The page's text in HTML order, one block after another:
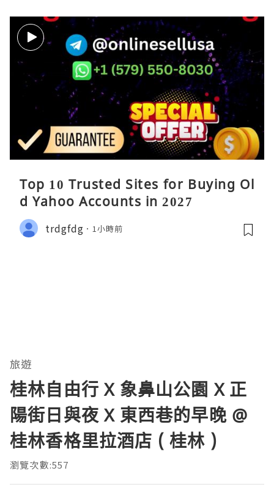
Top 10 Trusted Sites for Buying Ol
d Yahoo Accounts in 2027
trdgfdg 1小時前
旅遊
桂林自由行 X 象鼻山公園 X 正
陽街日與夜 X 東西巷的早晚 @
桂林香格里拉酒店 ( 桂林 )
瀏覽次數:557